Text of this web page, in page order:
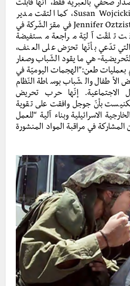
صحفي بالعبرية فقط، أنّها قابلت
المدير التنفيذي ليوتيوب Susan Wojcicki، كما التقت مدير
السّياسة العامّة لجوجل Jennifer Oztzistzki في مقرّ الشّركة في
قت تلقّت آليّة مراجعة مستفيضة
التي تدّعي بأنّها تحرّض على العنف،
هي ما يقود الشّباب وصغار
بعمليات طعن:”الهجمات اليوميّة في
الأطفال والشّباب بوساطة النّظام
الاجتماعية. إنّها حرب تحريض
بأنّ جوجل وافقت على تقوية
الاسرائيلية وبناء آلية “للعمل
في مراقبة المواد المنشورة